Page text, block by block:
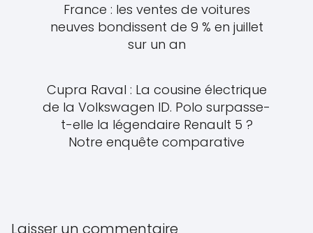
France : les ventes de voitures
neuves bondissent de 9 % en juillet
sur un an
Cupra Raval : La cousine électrique
de la Volkswagen ID. Polo surpasse-
t-elle la légendaire Renault 5 ?
Notre enquête comparative
Laisser un commentaire